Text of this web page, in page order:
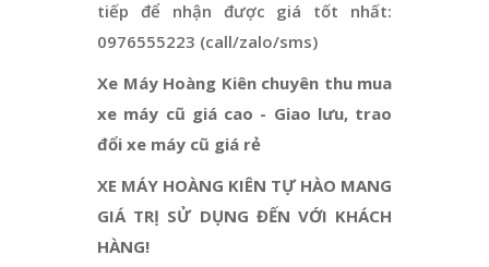
tiếp để nhận được giá tốt nhất:
0976555223 (call/zalo/sms)
Xe Máy Hoàng Kiên chuyên thu mua
xe máy cũ giá cao - Giao lưu, trao
đổi xe máy cũ giá rẻ
XE MÁY HOÀNG KIÊN TỰ HÀO MANG
GIÁ TRỊ SỬ DỤNG ĐẾN VỚI KHÁCH
HÀNG!